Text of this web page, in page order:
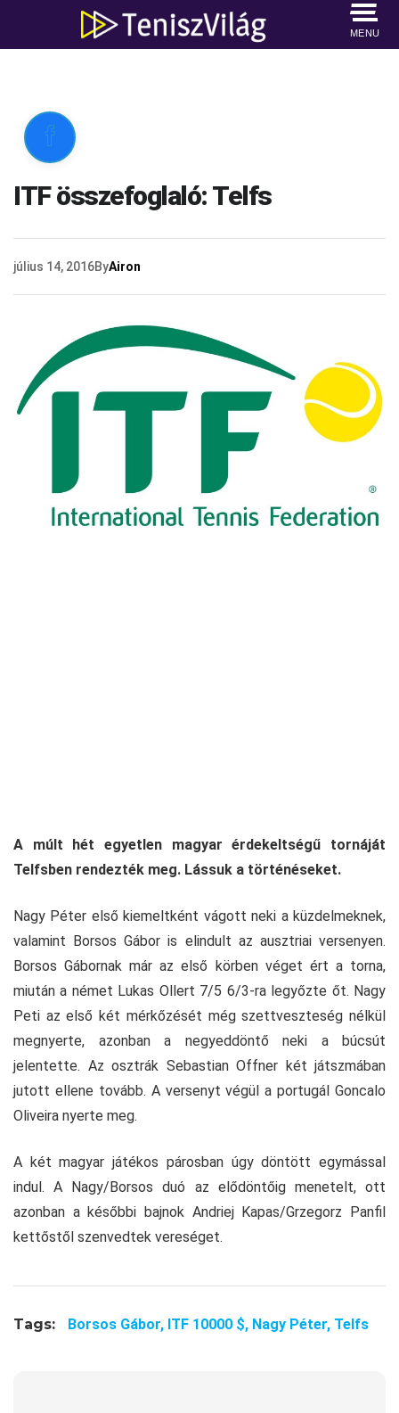
MENU

ITF összefoglaló: Telfs
július 14, 2016ByAiron
A múlt hét egyetlen magyar érdekeltségű tornáját
Telfsben rendezték meg. Lássuk a történéseket.
Nagy Péter első kiemeltként vágott neki a küzdelmeknek,
valamint Borsos Gábor is elindult az ausztriai versenyen.
Borsos Gábornak már az első körben véget ért a torna,
miután a német Lukas Ollert 7/5 6/3-ra legyőzte őt. Nagy
Peti az első két mérkőzését még szettveszteség nélkül
megnyerte, azonban a negyeddöntő neki a búcsút
jelentette. Az osztrák Sebastian Offner két játszmában
jutott ellene tovább. A versenyt végül a portugál Goncalo
Oliveira nyerte meg.
A két magyar játékos párosban úgy döntött egymással
indul. A Nagy/Borsos duó az elődöntőig menetelt, ott
azonban a későbbi bajnok Andriej Kapas/Grzegorz Panfil
kettőstől szenvedtek vereséget.
Tags: Borsos Gábor, ITF 10000 $, Nagy Péter, Telfs